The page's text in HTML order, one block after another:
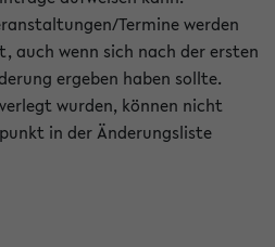
Termine werden
auch wenn sich nach der ersten
ergeben haben sollte.
wurden, können nicht
in der Änderungsliste